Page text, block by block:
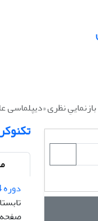
نظری «دیپلماسی
دوره 4، شماره 13 - شماره پیاپی 13
تابستان
صفحه